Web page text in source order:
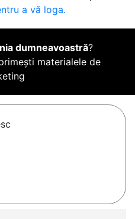
a vă loga.
dumneavoastră?
materialele de